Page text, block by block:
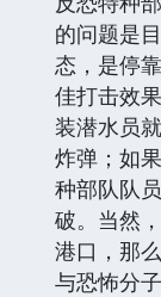
的问题是
态，是停
佳打击效
装潜水员
炸弹；如
种部队队
破。当然
港口，那
与恐怖分